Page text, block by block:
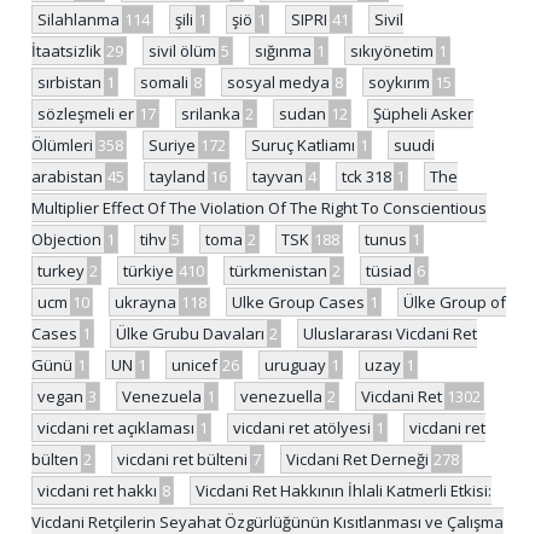
Silahlanma 114 şili 1 şiö 1 SIPRI 41
Sivil
İtaatsizlik 29 sivil ölüm 5 sığınma 1 sıkıyönetim 1
sırbistan 1 somali 8 sosyal medya 8 soykırım 15
sözleşmeli er 17 srilanka 2 sudan 12
Şüpheli Asker
Ölümleri 358 Suriye 172 Suruç Katliamı 1
suudi
arabistan 45 tayland 16 tayvan 4 tck 318 1
The
Multiplier Effect Of The Violation Of The Right To Conscientious
Objection 1 tihv 5 toma 2 TSK 188 tunus 1
turkey 2 türkiye 410 türkmenistan 2 tüsiad 6
ucm 10 ukrayna 118 Ulke Group Cases 1
Ülke Group of
Cases 1 Ülke Grubu Davaları 2
Uluslararası Vicdani Ret
Günü 1 UN 1 unicef 26 uruguay 1 uzay 1
vegan 3 Venezuela 1 venezuella 2 Vicdani Ret 1302
vicdani ret açıklaması 1 vicdani ret atölyesi 1
vicdani ret
bülten 2 vicdani ret bülteni 7 Vicdani Ret Derneği 278
vicdani ret hakkı 8
Vicdani Ret Hakkının İhlali Katmerli Etkisi:
Vicdani Retçilerin Seyahat Özgürlüğünün Kısıtlanması ve Çalışma